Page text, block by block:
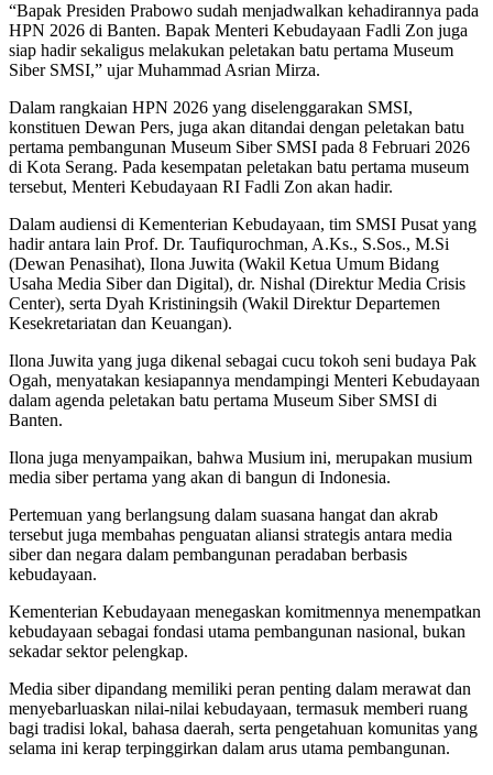
“Bapak Presiden Prabowo sudah menjadwalkan kehadirannya pada
HPN 2026 di Banten. Bapak Menteri Kebudayaan Fadli Zon juga
siap hadir sekaligus melakukan peletakan batu pertama Museum
Siber SMSI,” ujar Muhammad Asrian Mirza.
Dalam rangkaian HPN 2026 yang diselenggarakan SMSI,
konstituen Dewan Pers, juga akan ditandai dengan peletakan batu
pertama pembangunan Museum Siber SMSI pada 8 Februari 2026
di Kota Serang. Pada kesempatan peletakan batu pertama museum
tersebut, Menteri Kebudayaan RI Fadli Zon akan hadir.
Dalam audiensi di Kementerian Kebudayaan, tim SMSI Pusat yang
hadir antara lain Prof. Dr. Taufiqurochman, A.Ks., S.Sos., M.Si
(Dewan Penasihat), Ilona Juwita (Wakil Ketua Umum Bidang
Usaha Media Siber dan Digital), dr. Nishal (Direktur Media Crisis
Center), serta Dyah Kristiningsih (Wakil Direktur Departemen
Kesekretariatan dan Keuangan).
Ilona Juwita yang juga dikenal sebagai cucu tokoh seni budaya Pak
Ogah, menyatakan kesiapannya mendampingi Menteri Kebudayaan
dalam agenda peletakan batu pertama Museum Siber SMSI di
Banten.
Ilona juga menyampaikan, bahwa Musium ini, merupakan musium
media siber pertama yang akan di bangun di Indonesia.
Pertemuan yang berlangsung dalam suasana hangat dan akrab
tersebut juga membahas penguatan aliansi strategis antara media
siber dan negara dalam pembangunan peradaban berbasis
kebudayaan.
Kementerian Kebudayaan menegaskan komitmennya menempatkan
kebudayaan sebagai fondasi utama pembangunan nasional, bukan
sekadar sektor pelengkap.
Media siber dipandang memiliki peran penting dalam merawat dan
menyebarluaskan nilai-nilai kebudayaan, termasuk memberi ruang
bagi tradisi lokal, bahasa daerah, serta pengetahuan komunitas yang
selama ini kerap terpinggirkan dalam arus utama pembangunan.